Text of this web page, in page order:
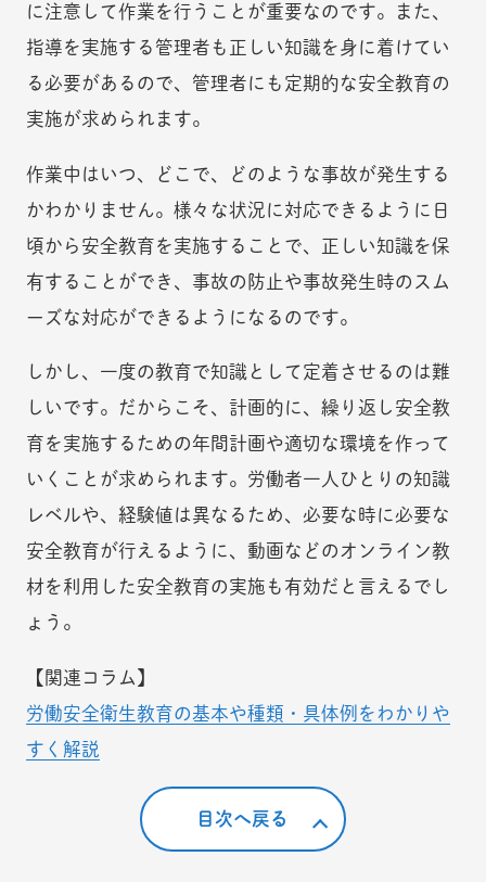
に注意して作業を行うことが重要なのです。また、
指導を実施する管理者も正しい知識を身に着けてい
る必要があるので、管理者にも定期的な安全教育の
実施が求められます。
作業中はいつ、どこで、どのような事故が発生する
かわかりません。様々な状況に対応できるように日
頃から安全教育を実施することで、正しい知識を保
有することができ、事故の防止や事故発生時のスム
ーズな対応ができるようになるのです。
しかし、一度の教育で知識として定着させるのは難
しいです。だからこそ、計画的に、繰り返し安全教
育を実施するための年間計画や適切な環境を作って
いくことが求められます。労働者一人ひとりの知識
レベルや、経験値は異なるため、必要な時に必要な
安全教育が行えるように、動画などのオンライン教
材を利用した安全教育の実施も有効だと言えるでし
ょう。
【関連コラム】
労働安全衛生教育の基本や種類・具体例をわかりや
すく解説
目次へ戻る